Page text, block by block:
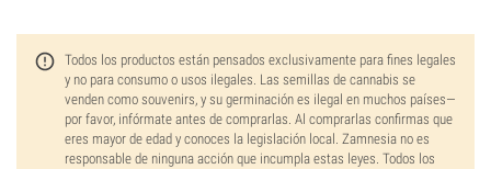
Todos los productos están pensados exclusivamente para fines legales
y no para consumo o usos ilegales. Las semillas de cannabis se
venden como souvenirs, y su germinación es ilegal en muchos países—
por favor, infórmate antes de comprarlas. Al comprarlas confirmas que
eres mayor de edad y conoces la legislación local. Zamnesia no es
responsable de ninguna acción que incumpla estas leyes. Todos los